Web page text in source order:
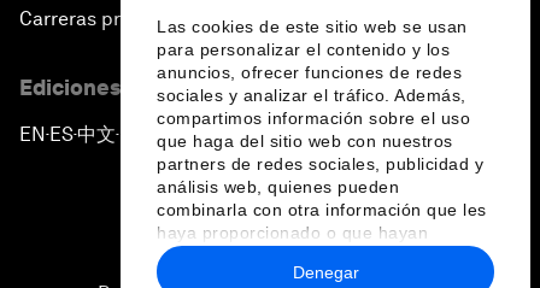
Las cookies de este sitio web se usan
para personalizar el contenido y los
anuncios, ofrecer funciones de redes
sociales y analizar el tráfico. Además,
compartimos información sobre el uso
que haga del sitio web con nuestros
partners de redes sociales, publicidad y
análisis web, quienes pueden
combinarla con otra información que les
haya proporcionado o que hayan
recopilado a partir del uso que haya
hecho de sus servicios.
Denegar
Carreras profesionales
Ediciones en otros idiomas
EN ▪ES▪中文▪ 日本語